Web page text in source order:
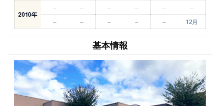
2010年
– – – – –
–
–
– – – – 12月
基本情報